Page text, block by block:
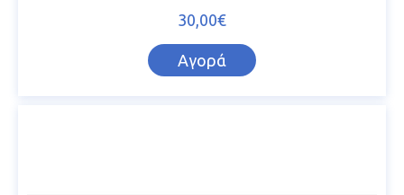
30,00€
Αγορά